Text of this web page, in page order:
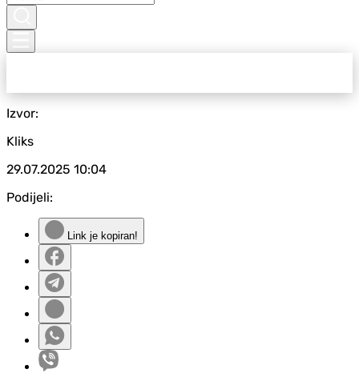
Izvor:
Kliks
29.07.2025 10:04
Podijeli:
Link je kopiran!